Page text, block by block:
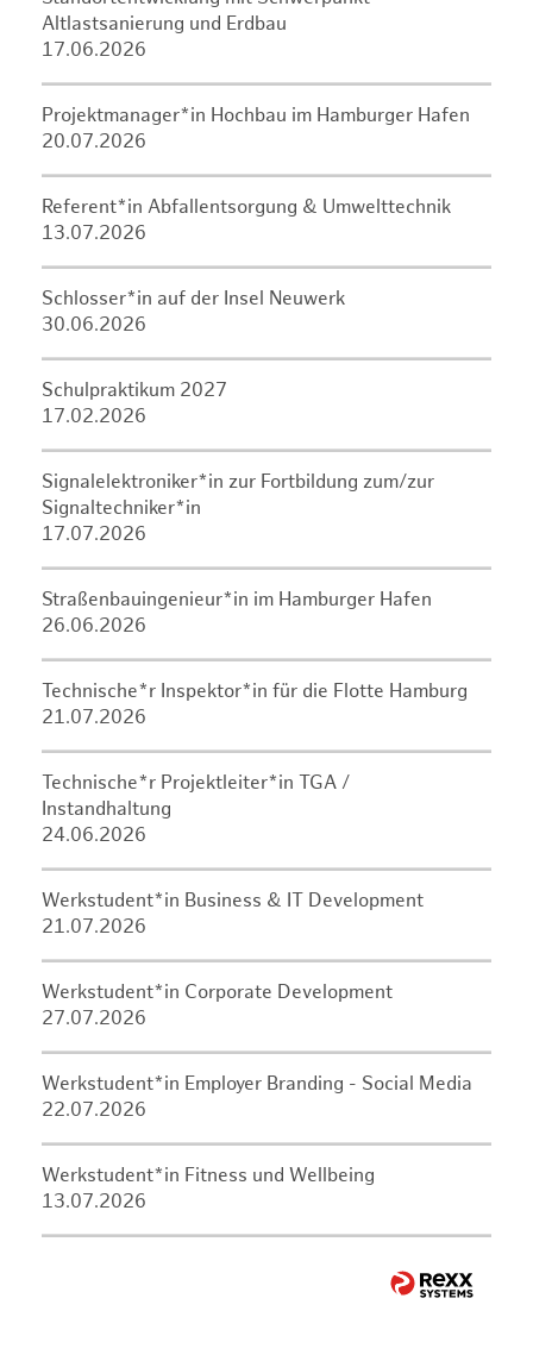
Altlastsanierung und Erdbau
17.06.2026
Projektmanager*in Hochbau im Hamburger Hafen
20.07.2026
Referent*in Abfallentsorgung & Umwelttechnik
13.07.2026
Schlosser*in auf der Insel Neuwerk
30.06.2026
Schulpraktikum 2027
17.02.2026
Signalelektroniker*in zur Fortbildung zum/zur
Signaltechniker*in
17.07.2026
Straßenbauingenieur*in im Hamburger Hafen
26.06.2026
Technische*r Inspektor*in für die Flotte Hamburg
21.07.2026
Technische*r Projektleiter*in TGA /
Instandhaltung
24.06.2026
Werkstudent*in Business & IT Development
21.07.2026
Werkstudent*in Corporate Development
27.07.2026
Werkstudent*in Employer Branding - Social Media
22.07.2026
Werkstudent*in Fitness und Wellbeing
13.07.2026